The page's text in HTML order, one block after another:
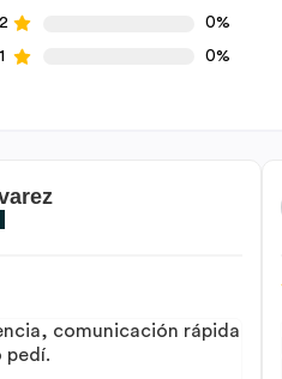
2
0%
1
0%
comunicación rápida
pedí.